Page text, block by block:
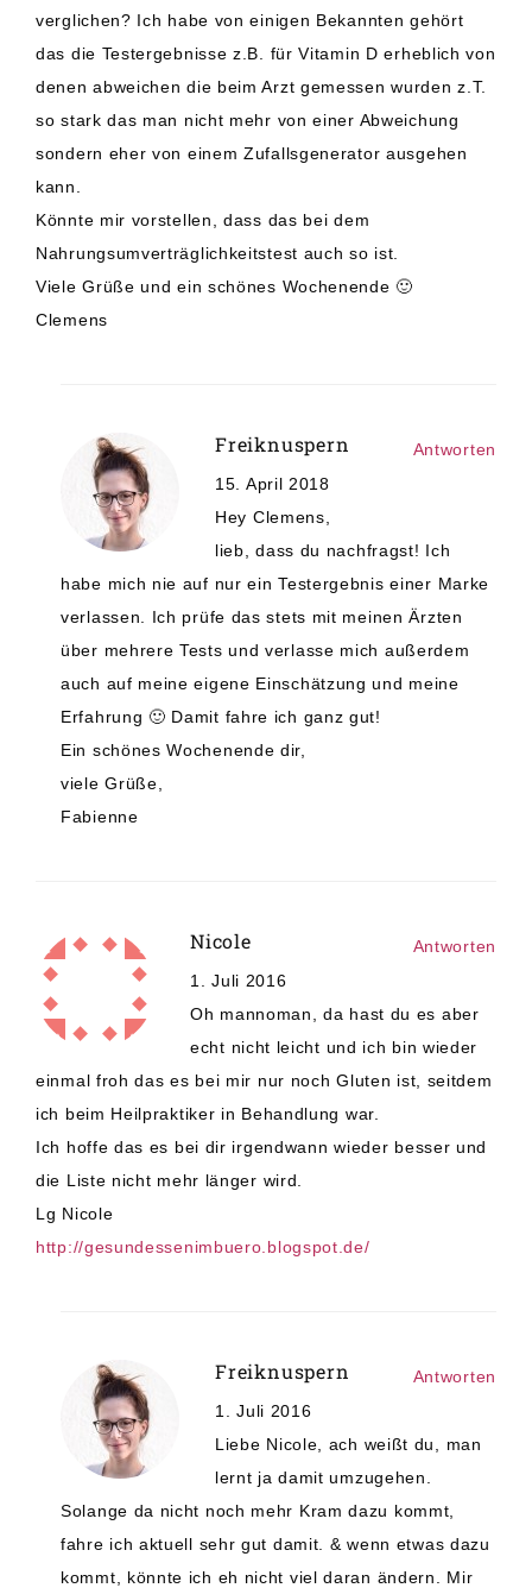
verglichen? Ich habe von einigen Bekannten gehört
das die Testergebnisse z.B. für Vitamin D erheblich von
denen abweichen die beim Arzt gemessen wurden z.T.
so stark das man nicht mehr von einer Abweichung
sondern eher von einem Zufallsgenerator ausgehen
kann.
Könnte mir vorstellen, dass das bei dem
Nahrungsumverträglichkeitstest auch so ist.
Viele Grüße und ein schönes Wochenende 🙂
Clemens
Freiknuspern
15. April 2018
Hey Clemens,
lieb, dass du nachfragst! Ich
habe mich nie auf nur ein Testergebnis einer Marke
verlassen. Ich prüfe das stets mit meinen Ärzten
über mehrere Tests und verlasse mich außerdem
auch auf meine eigene Einschätzung und meine
Erfahrung 🙂 Damit fahre ich ganz gut!
Ein schönes Wochenende dir,
viele Grüße,
Fabienne
Antworten
Nicole
1. Juli 2016
Oh mannoman, da hast du es aber
echt nicht leicht und ich bin wieder
einmal froh das es bei mir nur noch Gluten ist, seitdem
ich beim Heilpraktiker in Behandlung war.
Ich hoffe das es bei dir irgendwann wieder besser und
die Liste nicht mehr länger wird.
Lg Nicole
http://gesundessenimbuero.blogspot.de/
Antworten
Freiknuspern
1. Juli 2016
Liebe Nicole, ach weißt du, man
lernt ja damit umzugehen.
Solange da nicht noch mehr Kram dazu kommt,
fahre ich aktuell sehr gut damit. & wenn etwas dazu
kommt, könnte ich eh nicht viel daran ändern. Mir
Antworten